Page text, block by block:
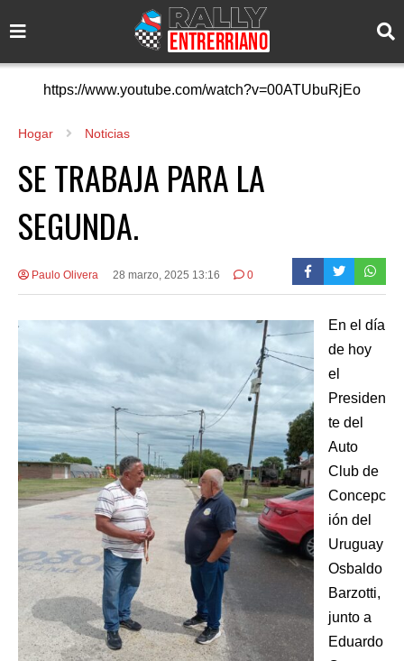
https://www.youtube.com/watch?v=00ATUbuRjEo
Hogar Noticias
SE TRABAJA PARA LA
SEGUNDA.
Paulo Olivera 28 marzo, 2025 13:16 0
En el día
de hoy
el
Presiden
te del
Auto
Club de
Concepc
ión del
Uruguay
Osbaldo
Barzotti,
junto a
Eduardo